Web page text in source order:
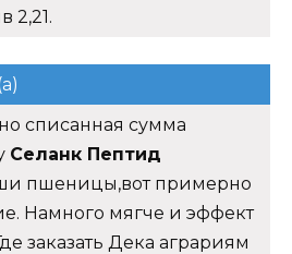
2,21.
списанная сумма
Селанк Пептид
пшеницы,вот примерно
Намного мягче и эффект
заказать Дека аграриям